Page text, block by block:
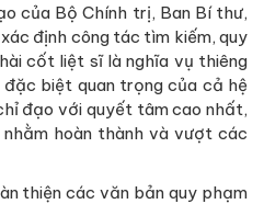
của Bộ Chính trị, Ban Bí thư,
định công tác tìm kiếm, quy
cốt liệt sĩ là nghĩa vụ thiêng
biệt quan trọng của cả hệ
đạo với quyết tâm cao nhất,
hoàn thành và vượt các
thiện các văn bản quy phạm